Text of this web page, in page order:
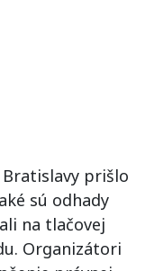
prišlo
sú odhady
na tlačovej
Organizátori